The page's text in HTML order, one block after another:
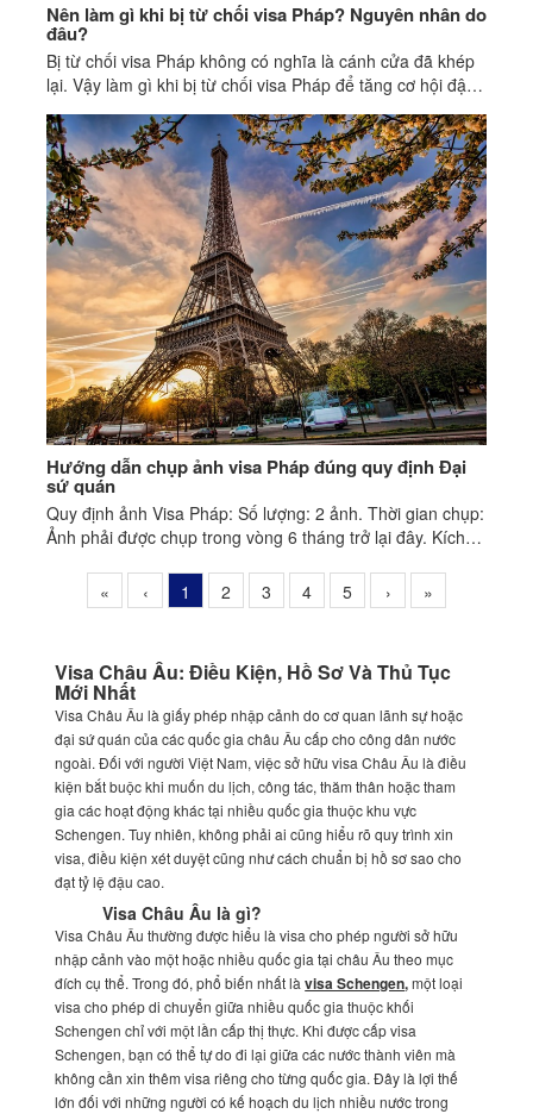
Nên làm gì khi bị từ chối visa Pháp? Nguyên nhân do
đâu?
Bị từ chối visa Pháp không có nghĩa là cánh cửa đã khép
lại. Vậy làm gì khi bị từ chối visa Pháp để tăng cơ hội đậu
ở lần sau?
Hướng dẫn chụp ảnh visa Pháp đúng quy định Đại
sứ quán
Quy định ảnh Visa Pháp: Số lượng: 2 ảnh. Thời gian chụp:
Ảnh phải được chụp trong vòng 6 tháng trở lại đây. Kích
«
‹ 1 2 3 4 5 › »
Visa Châu Âu: Điều Kiện, Hồ Sơ Và Thủ Tục
Mới Nhất
Visa Châu Âu là giấy phép nhập cảnh do cơ quan lãnh sự hoặc
đại sứ quán của các quốc gia châu Âu cấp cho công dân nước
ngoài. Đối với người Việt Nam, việc sở hữu visa Châu Âu là điều
kiện bắt buộc khi muốn du lịch, công tác, thăm thân hoặc tham
gia các hoạt động khác tại nhiều quốc gia thuộc khu vực
Schengen. Tuy nhiên, không phải ai cũng hiểu rõ quy trình xin
visa, điều kiện xét duyệt cũng như cách chuẩn bị hồ sơ sao cho
đạt tỷ lệ đậu cao.
Visa Châu Âu là gì?
Visa Châu Âu thường được hiểu là visa cho phép người sở hữu
nhập cảnh vào một hoặc nhiều quốc gia tại châu Âu theo mục
đích cụ thể. Trong đó, phổ biến nhất làvisa Schengen,một loại
visa cho phép di chuyển giữa nhiều quốc gia thuộc khối
Schengen chỉ với một lần cấp thị thực. Khi được cấp visa
Schengen, bạn có thể tự do đi lại giữa các nước thành viên mà
không cần xin thêm visa riêng cho từng quốc gia. Đây là lợi thế
lớn đối với những người có kế hoạch du lịch nhiều nước trong